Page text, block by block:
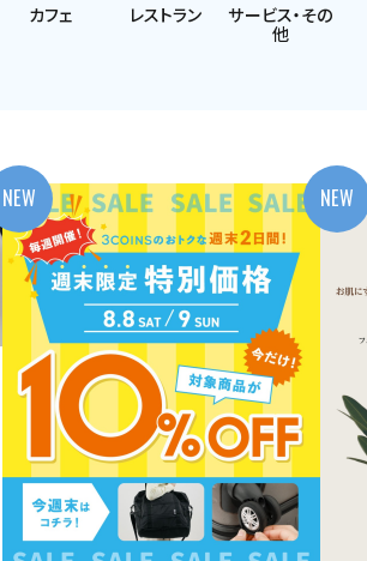
カフェ レストラン サービス・その
他
NEW NEW